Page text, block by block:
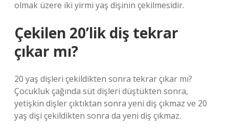
olmak üzere iki yirmi yaş dişinin çekilmesidir.
Çekilen 20’lik diş tekrar
çıkar mı?
20 yaş dişleri çekildikten sonra tekrar çıkar mı?
Çocukluk çağında süt dişleri düştükten sonra,
yetişkin dişler çıktıktan sonra yeni diş çıkmaz ve 20
yaş dişi çekildikten sonra da yeni diş çıkmaz.